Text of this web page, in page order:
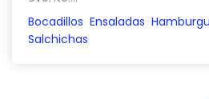
Bocadillos Ensaladas
Salchichas